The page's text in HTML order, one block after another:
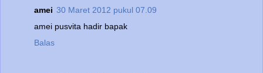
amei 30 Maret 2012 pukul 07.09
amei pusvita hadir bapak
Balas